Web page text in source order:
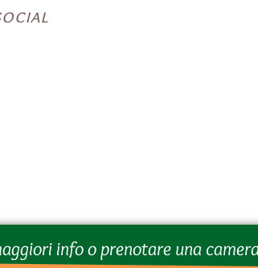
info o prenotare una